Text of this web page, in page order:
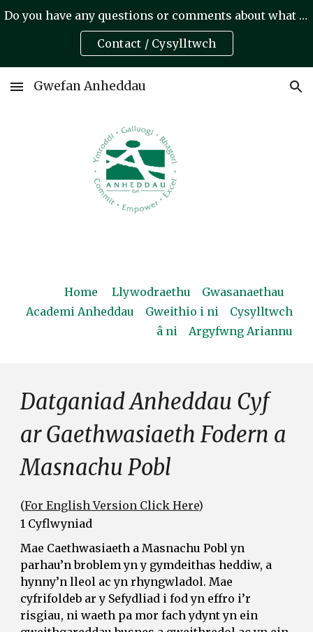
Skip to main content
Do you have any questions or comments about what we do? A oes gennych unrhyw gwestiynau neu sylwadau am yr hyn rydym yn ei wneud?
Contact / Cysylltwch
Gwefan Anheddau
Home Llywodraethu
Gwasanaethau
Academi Anheddau
Gweithio i ni
Cysylltwch
â ni
Argyfwng Ariannu
Datganiad Anheddau Cyf
ar Gaethwasiaeth Fodern a
Masnachu Pobl
(For English Version Click Here)
1 Cyflwyniad
Mae Caethwasiaeth a Masnachu Pobl yn
parhau’n broblem yn y gymdeithas heddiw, a
hynny’n lleol ac yn rhyngwladol. Mae
cyfrifoldeb ar y Sefydliad i fod yn effro i’r
risgiau, ni waeth pa mor fach ydynt yn ein